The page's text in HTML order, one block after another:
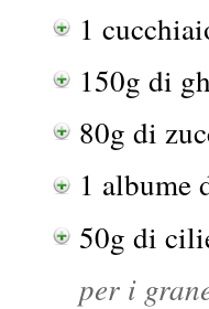
1
150g di
80g di
1 albume
50g di
per i